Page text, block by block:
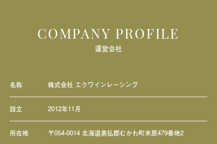
COMPANY PROFILE
運営会社
名称 株式会社 エクワインレーシング
設立 2012年11月
所在地 〒054-0014 北海道勇払郡むかわ町米原479番地2